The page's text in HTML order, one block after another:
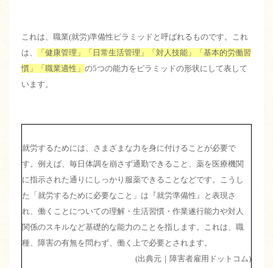
これは、職業(就労)準備性ピラミッドと呼ばれるものです。これ
は、
「健康管理」「日常生活管理」「対人技能」「基本的労働習
慣」「職業適性」 の5つの能力をピラミッドの形状にして表して
います。
就労するためには、さまざまな力を身に付けることが必要で
す。例えば、毎日体調を崩さず通勤できること、薬を医療機関
に指示された通りにしっかり服薬できることなどです。こうし
た「就労するために必要なこと」は『就労準備性』と表現さ
れ、働くことについての理解・生活習慣・作業遂行能力や対人
関係のスキルなど基礎的な能力のことを指します。これは、職
種、障害の有無を問わず、働く上で必要とされます。
(出典元｜障害者雇用ドットコム)